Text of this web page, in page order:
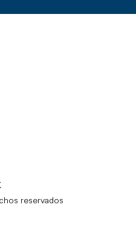
reservados